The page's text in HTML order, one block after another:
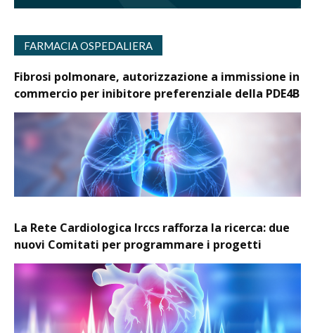
FARMACIA OSPEDALIERA
Fibrosi polmonare, autorizzazione a immissione in
commercio per inibitore preferenziale della PDE4B
La Rete Cardiologica Irccs rafforza la ricerca: due
nuovi Comitati per programmare i progetti